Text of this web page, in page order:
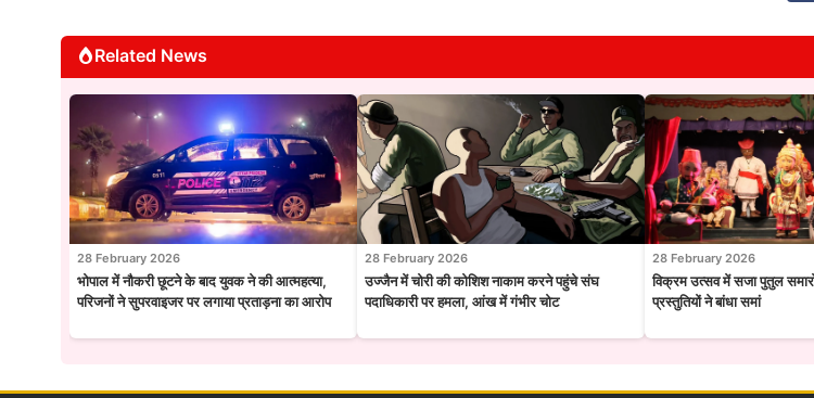
Related News
28 February 2026
भोपाल में नौकरी छूटने के बाद युवक ने की आत्महत्या,
परिजनों ने सुपरवाइजर पर लगाया प्रताड़ना का आरोप
28 February 2026
उज्जैन में चोरी की कोशिश नाकाम करने पहुंचे संघ
पदाधिकारी पर हमला, आंख में गंभीर चोट
28 February 2026
विक्रम उत्सव में सजा पुतुल
प्रस्तुतियों ने बांधा समां